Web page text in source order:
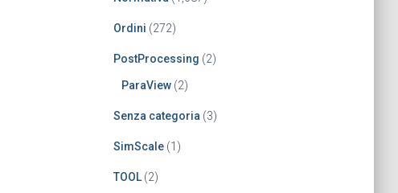
Ordini (272)
PostProcessing (2)
ParaView(2)
Senza categoria (3)
SimScale(1)
TOOL(2)